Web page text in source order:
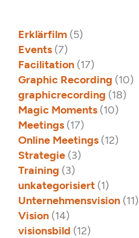
Erklärfilm (5)
Events (7)
Facilitation (17)
Graphic Recording (10)
graphicrecording (18)
Magic Moments (10)
Meetings (17)
Online Meetings (12)
Strategie (3)
Training (3)
unkategorisiert (1)
Unternehmensvision (11)
Vision (14)
visionsbild (12)